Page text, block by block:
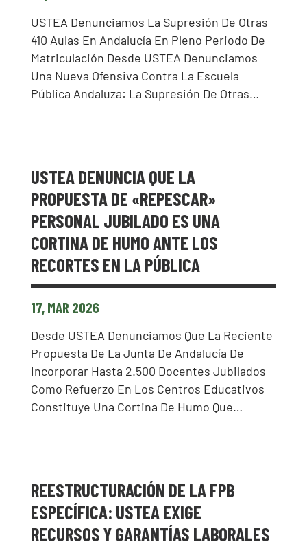
USTEA Denunciamos La Supresión De Otras
410 Aulas En Andalucía En Pleno Periodo De
Matriculación Desde USTEA Denunciamos
Una Nueva Ofensiva Contra La Escuela
Pública Andaluza: La Supresión De Otras…
USTEA DENUNCIA QUE LA
PROPUESTA DE «REPESCAR»
PERSONAL JUBILADO ES UNA
CORTINA DE HUMO ANTE LOS
RECORTES EN LA PÚBLICA
17, MAR 2026
Desde USTEA Denunciamos Que La Reciente
Propuesta De La Junta De Andalucía De
Incorporar Hasta 2.500 Docentes Jubilados
Como Refuerzo En Los Centros Educativos
Constituye Una Cortina De Humo Que…
REESTRUCTURACIÓN DE LA FPB
ESPECÍFICA: USTEA EXIGE
RECURSOS Y GARANTÍAS LABORALES